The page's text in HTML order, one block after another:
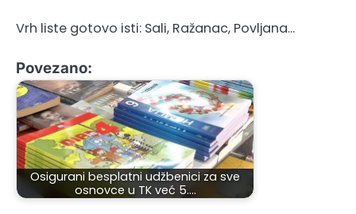
Vrh liste gotovo isti: Sali, Ražanac, Povljana…
Povezano:
Osigurani besplatni udžbenici za sve
osnovce u TK već 5.…